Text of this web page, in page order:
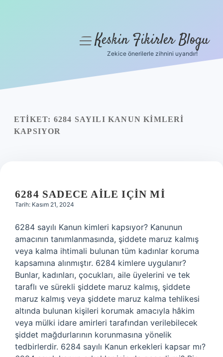
Yasal Uyarı
menüyüKeskin Fikirler Blogu
Zekice önerilerle zihnini uyandır!
ETIKET: 6284 SAYILI KANUN KIMLERI
KAPSIYOR
6284 SADECE AILE IÇIN MI
Tarih: Kasım 21, 2024
6284 sayılı Kanun kimleri kapsıyor? Kanunun
amacının tanımlanmasında, şiddete maruz kalmış
veya kalma ihtimali bulunan tüm kadınlar koruma
kapsamına alınmıştır. 6284 kimlere uygulanır?
Bunlar, kadınları, çocukları, aile üyelerini ve tek
taraflı ve sürekli şiddete maruz kalmış, şiddete
maruz kalmış veya şiddete maruz kalma tehlikesi
altında bulunan kişileri korumak amacıyla hâkim
veya mülki idare amirleri tarafından verilebilecek
şiddet mağdurlarının korunmasına yönelik
tedbirlerdir. 6284 sayılı Kanun erkekleri kapsar mı?